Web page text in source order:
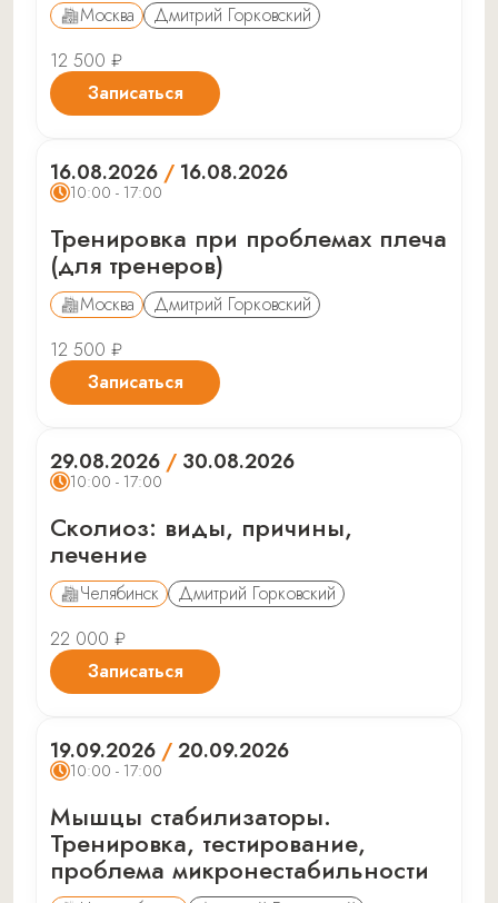
Москва
Дмитрий Горковский
12 500 ₽
Записаться
16.08.2026 / 16.08.2026
10:00 - 17:00
Тренировка при проблемах плеча
(для тренеров)
Москва
Дмитрий Горковский
12 500 ₽
Записаться
29.08.2026 / 30.08.2026
10:00 - 17:00
Сколиоз: виды, причины,
лечение
Челябинск
Дмитрий Горковский
22 000 ₽
Записаться
19.09.2026 /20.09.2026
10:00 - 17:00
Мышцы стабилизаторы.
Тренировка, тестирование,
проблема микронестабильности